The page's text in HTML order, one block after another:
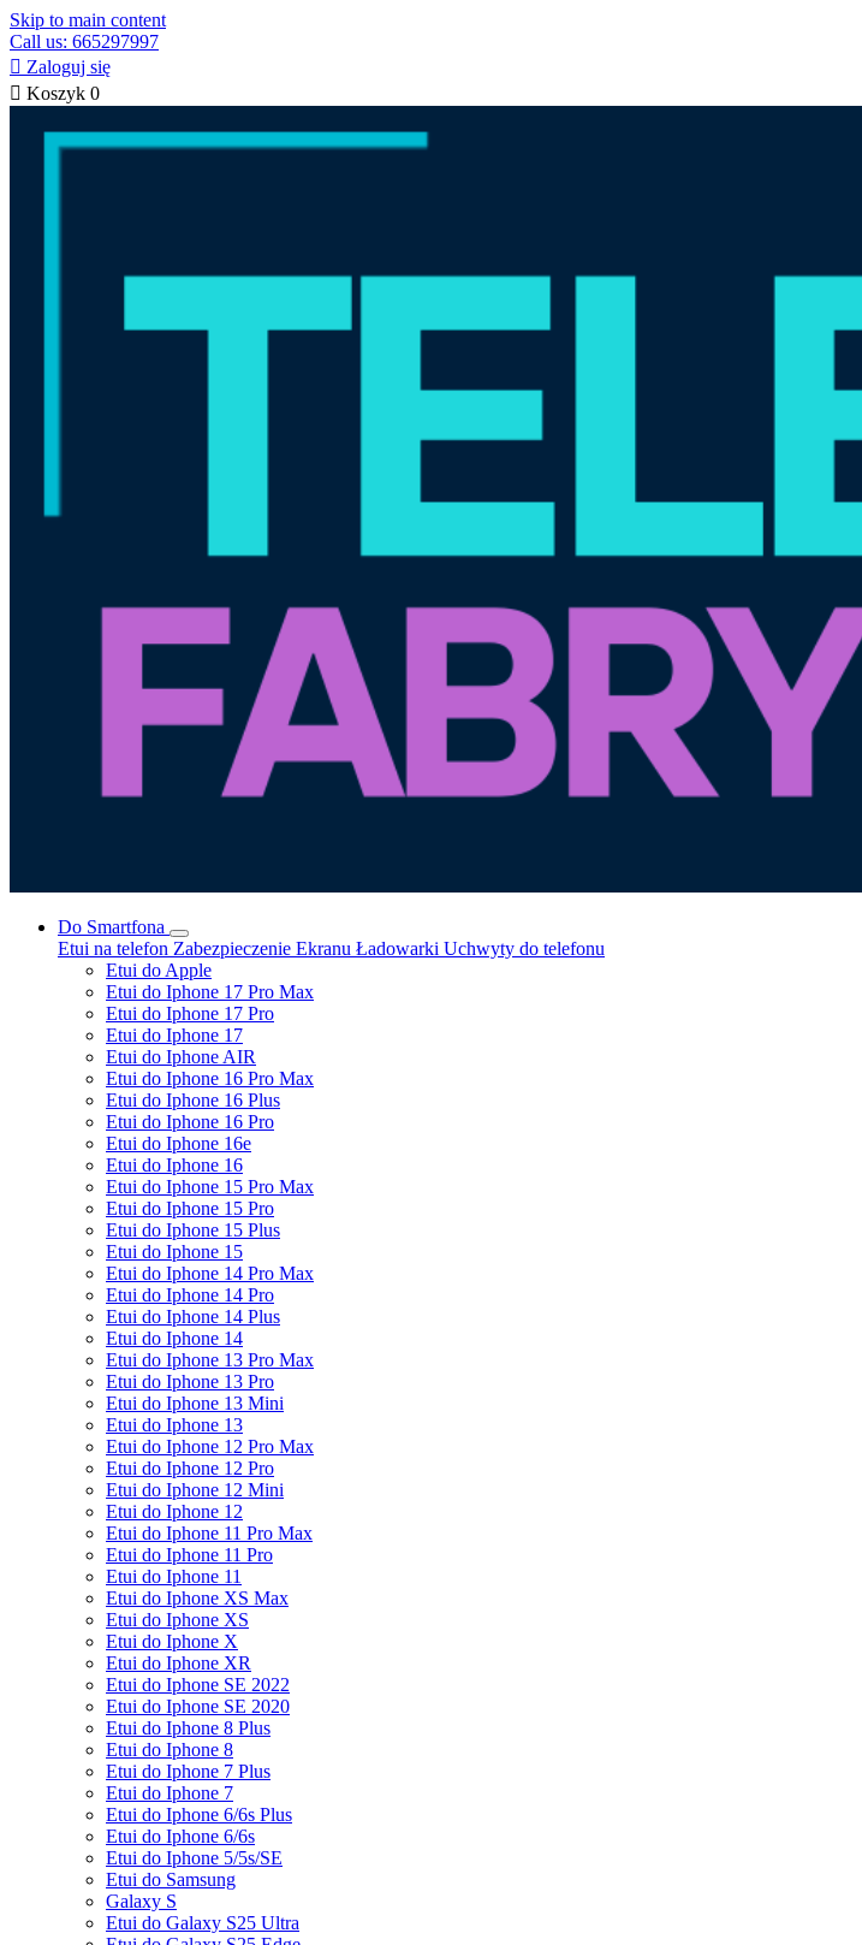
Skip to main content
Call us: 665297997
 Zaloguj się
 Koszyk 0
Do Smartfona
Etui na telefon Zabezpieczenie Ekranu Ładowarki Uchwyty do telefonu
Etui do Apple
Etui do Iphone 17 Pro Max
Etui do Iphone 17 Pro
Etui do Iphone 17
Etui do Iphone AIR
Etui do Iphone 16 Pro Max
Etui do Iphone 16 Plus
Etui do Iphone 16 Pro
Etui do Iphone 16e
Etui do Iphone 16
Etui do Iphone 15 Pro Max
Etui do Iphone 15 Pro
Etui do Iphone 15 Plus
Etui do Iphone 15
Etui do Iphone 14 Pro Max
Etui do Iphone 14 Pro
Etui do Iphone 14 Plus
Etui do Iphone 14
Etui do Iphone 13 Pro Max
Etui do Iphone 13 Pro
Etui do Iphone 13 Mini
Etui do Iphone 13
Etui do Iphone 12 Pro Max
Etui do Iphone 12 Pro
Etui do Iphone 12 Mini
Etui do Iphone 12
Etui do Iphone 11 Pro Max
Etui do Iphone 11 Pro
Etui do Iphone 11
Etui do Iphone XS Max
Etui do Iphone XS
Etui do Iphone X
Etui do Iphone XR
Etui do Iphone SE 2022
Etui do Iphone SE 2020
Etui do Iphone 8 Plus
Etui do Iphone 8
Etui do Iphone 7 Plus
Etui do Iphone 7
Etui do Iphone 6/6s Plus
Etui do Iphone 6/6s
Etui do Iphone 5/5s/SE
Etui do Samsung
Galaxy S
Etui do Galaxy S25 Ultra